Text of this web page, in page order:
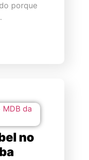
porque
no